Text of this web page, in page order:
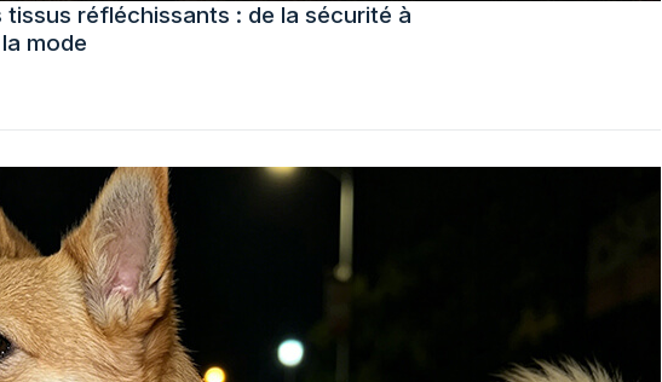
tissus réfléchissants : de la sécurité à
mode